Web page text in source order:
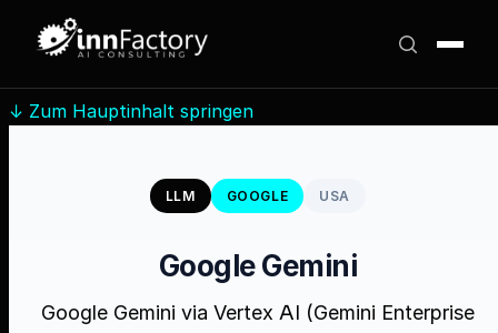
↓ Zum Hauptinhalt springen
LLM GOOGLE USA
Google Gemini
Google Gemini via Vertex AI (Gemini Enterprise